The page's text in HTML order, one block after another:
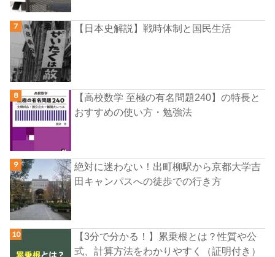
【日本史解説】戦時体制と国民生活
【高校数学 至極の有名問題240】の特長と
おすすめの使い方・勉強法
絶対に迷わない！出町柳駅から京都大学吉
田キャンパスへの徒歩での行き方
【3分で分かる！】累乗根とは？性質や公
式、計算方法をわかりやすく（証明付き）